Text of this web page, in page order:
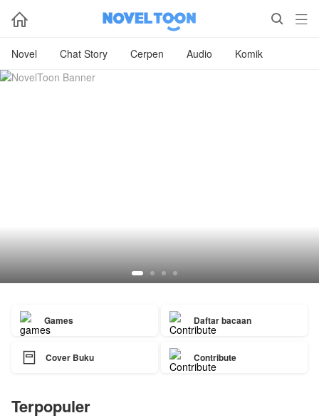
  
Novel Chat Story Cerpen Audio Komik
Games Daftar bacaan
 Cover Buku Contribute
Terpopuler